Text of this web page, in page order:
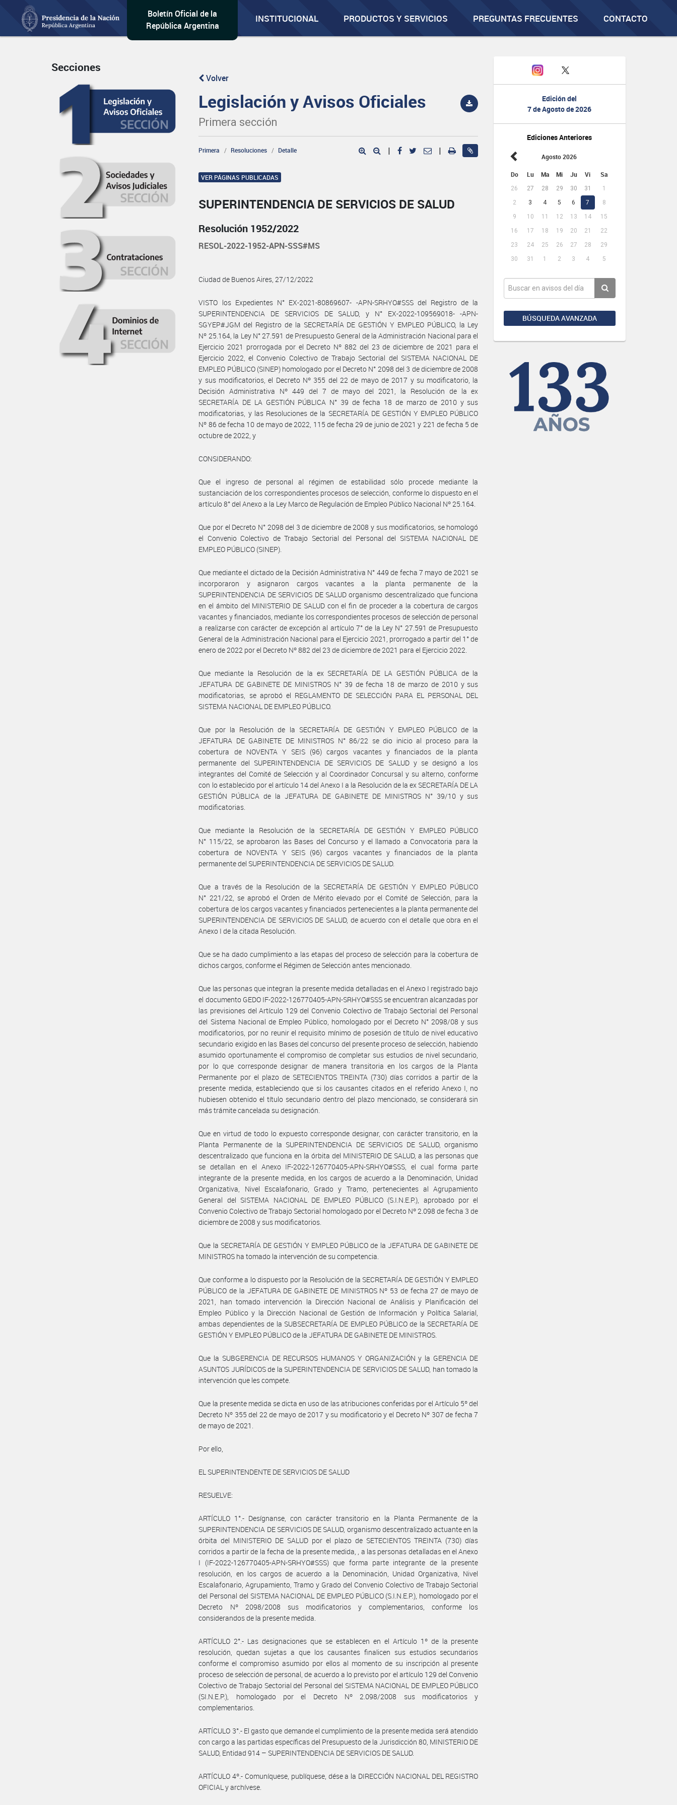
Boletín Oficial de la
República Argentina
INSTITUCIONAL PRODUCTOS Y SERVICIOS PREGUNTAS FRECUENTES CONTACTO
Edición del
7 de Agosto de 2026
Ediciones Anteriores
Agosto 2026
Do Lu Ma Mi Ju Vi Sa
26 27 28 29 30 31
1
2
3 4 5 6 7
8
9
10 11 12 13 14
15
16
17 18 19 20 21
22
23
24 25 26 27 28
29
30
31 1 2 3 4 5
BÚSQUEDA AVANZADA
Secciones
Volver
Legislación y Avisos Oficiales
Primera sección
Primera Resoluciones Detalle | |
VER PÁGINAS PUBLICADAS
SUPERINTENDENCIA DE SERVICIOS DE SALUD
Resolución 1952/2022
RESOL-2022-1952-APN-SSS#MS
Ciudad de Buenos Aires, 27/12/2022
VISTO los Expedientes N° EX-2021-80869607- -APN-SRHYO#SSS del Registro de la
SUPERINTENDENCIA DE SERVICIOS DE SALUD, y N° EX-2022-109569018- -APN-
SGYEP#JGM del Registro de la SECRETARÍA DE GESTIÓN Y EMPLEO PÚBLICO, la Ley
Nº 25.164, la Ley N° 27.591 de Presupuesto General de la Administración Nacional para el
Ejercicio 2021 prorrogada por el Decreto Nº 882 del 23 de diciembre de 2021 para el
Ejercicio 2022, el Convenio Colectivo de Trabajo Sectorial del SISTEMA NACIONAL DE
EMPLEO PÚBLICO (SINEP) homologado por el Decreto N° 2098 del 3 de diciembre de 2008
y sus modificatorios, el Decreto Nº 355 del 22 de mayo de 2017 y su modificatorio, la
Decisión Administrativa Nº 449 del 7 de mayo del 2021, la Resolución de la ex
SECRETARÍA DE LA GESTIÓN PÚBLICA N° 39 de fecha 18 de marzo de 2010 y sus
modificatorias, y las Resoluciones de la SECRETARÍA DE GESTIÓN Y EMPLEO PÚBLICO
Nº 86 de fecha 10 de mayo de 2022, 115 de fecha 29 de junio de 2021 y 221 de fecha 5 de
octubre de 2022, y
CONSIDERANDO:
Que el ingreso de personal al régimen de estabilidad sólo procede mediante la
sustanciación de los correspondientes procesos de selección, conforme lo dispuesto en el
artículo 8° del Anexo a la Ley Marco de Regulación de Empleo Público Nacional Nº 25.164.
Que por el Decreto N° 2098 del 3 de diciembre de 2008 y sus modificatorios, se homologó
el Convenio Colectivo de Trabajo Sectorial del Personal del SISTEMA NACIONAL DE
EMPLEO PÚBLICO (SINEP).
Que mediante el dictado de la Decisión Administrativa N° 449 de fecha 7 mayo de 2021 se
incorporaron y asignaron cargos vacantes a la planta permanente de la
SUPERINTENDENCIA DE SERVICIOS DE SALUD organismo descentralizado que funciona
en el ámbito del MINISTERIO DE SALUD con el fin de proceder a la cobertura de cargos
vacantes y financiados, mediante los correspondientes procesos de selección de personal
a realizarse con carácter de excepción al artículo 7° de la Ley N° 27.591 de Presupuesto
General de la Administración Nacional para el Ejercicio 2021, prorrogado a partir del 1° de
enero de 2022 por el Decreto Nº 882 del 23 de diciembre de 2021 para el Ejercicio 2022.
Que mediante la Resolución de la ex SECRETARÍA DE LA GESTIÓN PÚBLICA de la
JEFATURA DE GABINETE DE MINISTROS N° 39 de fecha 18 de marzo de 2010 y sus
modificatorias, se aprobó el REGLAMENTO DE SELECCIÓN PARA EL PERSONAL DEL
SISTEMA NACIONAL DE EMPLEO PÚBLICO.
Que por la Resolución de la SECRETARÍA DE GESTIÓN Y EMPLEO PÚBLICO de la
JEFATURA DE GABINETE DE MINISTROS N° 86/22 se dio inicio al proceso para la
cobertura de NOVENTA Y SEIS (96) cargos vacantes y financiados de la planta
permanente del SUPERINTENDENCIA DE SERVICIOS DE SALUD y se designó a los
integrantes del Comité de Selección y al Coordinador Concursal y su alterno, conforme
con lo establecido por el artículo 14 del Anexo I a la Resolución de la ex SECRETARÍA DE LA
GESTIÓN PÚBLICA de la JEFATURA DE GABINETE DE MINISTROS N° 39/10 y sus
modificatorias.
Que mediante la Resolución de la SECRETARÍA DE GESTIÓN Y EMPLEO PÚBLICO
N° 115/22, se aprobaron las Bases del Concurso y el llamado a Convocatoria para la
cobertura de NOVENTA Y SEIS (96) cargos vacantes y financiados de la planta
permanente del SUPERINTENDENCIA DE SERVICIOS DE SALUD.
Que a través de la Resolución de la SECRETARÍA DE GESTIÓN Y EMPLEO PÚBLICO
N° 221/22, se aprobó el Orden de Mérito elevado por el Comité de Selección, para la
cobertura de los cargos vacantes y financiados pertenecientes a la planta permanente del
SUPERINTENDENCIA DE SERVICIOS DE SALUD, de acuerdo con el detalle que obra en el
Anexo I de la citada Resolución.
Que se ha dado cumplimiento a las etapas del proceso de selección para la cobertura de
dichos cargos, conforme el Régimen de Selección antes mencionado.
Que las personas que integran la presente medida detalladas en el Anexo I registrado bajo
el documento GEDO IF-2022-126770405-APN-SRHYO#SSS se encuentran alcanzadas por
las previsiones del Artículo 129 del Convenio Colectivo de Trabajo Sectorial del Personal
del Sistema Nacional de Empleo Público, homologado por el Decreto N° 2098/08 y sus
modificatorios, por no reunir el requisito mínimo de posesión de título de nivel educativo
secundario exigido en las Bases del concurso del presente proceso de selección, habiendo
asumido oportunamente el compromiso de completar sus estudios de nivel secundario,
por lo que corresponde designar de manera transitoria en los cargos de la Planta
Permanente por el plazo de SETECIENTOS TREINTA (730) días corridos a partir de la
presente medida, estableciendo que si los causantes citados en el referido Anexo I, no
hubiesen obtenido el título secundario dentro del plazo mencionado, se considerará sin
más trámite cancelada su designación.
Que en virtud de todo lo expuesto corresponde designar, con carácter transitorio, en la
Planta Permanente de la SUPERINTENDENCIA DE SERVICIOS DE SALUD, organismo
descentralizado que funciona en la órbita del MINISTERIO DE SALUD, a las personas que
se detallan en el Anexo IF-2022-126770405-APN-SRHYO#SSS, el cual forma parte
integrante de la presente medida, en los cargos de acuerdo a la Denominación, Unidad
Organizativa, Nivel Escalafonario, Grado y Tramo, pertenecientes al Agrupamiento
General del SISTEMA NACIONAL DE EMPLEO PÚBLICO (S.I.N.E.P.), aprobado por el
Convenio Colectivo de Trabajo Sectorial homologado por el Decreto Nº 2.098 de fecha 3 de
diciembre de 2008 y sus modificatorios.
Que la SECRETARÍA DE GESTIÓN Y EMPLEO PÚBLICO de la JEFATURA DE GABINETE DE
MINISTROS ha tomado la intervención de su competencia.
Que conforme a lo dispuesto por la Resolución de la SECRETARÍA DE GESTIÓN Y EMPLEO
PÚBLICO de la JEFATURA DE GABINETE DE MINISTROS Nº 53 de fecha 27 de mayo de
2021, han tomado intervención la Dirección Nacional de Análisis y Planificación del
Empleo Público y la Dirección Nacional de Gestión de Información y Política Salarial,
ambas dependientes de la SUBSECRETARÍA DE EMPLEO PÚBLICO de la SECRETARÍA DE
GESTIÓN Y EMPLEO PÚBLICO de la JEFATURA DE GABINETE DE MINISTROS.
Que la SUBGERENCIA DE RECURSOS HUMANOS Y ORGANIZACIÓN y la GERENCIA DE
ASUNTOS JURÍDICOS de la SUPERINTENDENCIA DE SERVICIOS DE SALUD, han tomado la
intervención que les compete.
Que la presente medida se dicta en uso de las atribuciones conferidas por el Artículo 5º del
Decreto Nº 355 del 22 de mayo de 2017 y su modificatorio y el Decreto Nº 307 de fecha 7
de mayo de 2021.
Por ello,
EL SUPERINTENDENTE DE SERVICIOS DE SALUD
RESUELVE:
ARTÍCULO 1°.- Desígnanse, con carácter transitorio en la Planta Permanente de la
SUPERINTENDENCIA DE SERVICIOS DE SALUD, organismo descentralizado actuante en la
órbita del MINISTERIO DE SALUD por el plazo de SETECIENTOS TREINTA (730) días
corridos a partir de la fecha de la presente medida, , a las personas detalladas en el Anexo
I (IF-2022-126770405-APN-SRHYO#SSS) que forma parte integrante de la presente
resolución, en los cargos de acuerdo a la Denominación, Unidad Organizativa, Nivel
Escalafonario, Agrupamiento, Tramo y Grado del Convenio Colectivo de Trabajo Sectorial
del Personal del SISTEMA NACIONAL DE EMPLEO PÚBLICO (S.I.N.E.P.), homologado por el
Decreto Nº 2098/2008 sus modificatorios y complementarios, conforme los
considerandos de la presente medida.
ARTÍCULO 2°.- Las designaciones que se establecen en el Artículo 1º de la presente
resolución, quedan sujetas a que los causantes finalicen sus estudios secundarios
conforme el compromiso asumido por ellos al momento de su inscripción al presente
proceso de selección de personal, de acuerdo a lo previsto por el artículo 129 del Convenio
Colectivo de Trabajo Sectorial del Personal del SISTEMA NACIONAL DE EMPLEO PÚBLICO
(SI.N.E.P.), homologado por el Decreto Nº 2.098/2008 sus modificatorios y
complementarios.
ARTÍCULO 3°.- El gasto que demande el cumplimiento de la presente medida será atendido
con cargo a las partidas específicas del Presupuesto de la Jurisdicción 80, MINISTERIO DE
SALUD, Entidad 914 – SUPERINTENDENCIA DE SERVICIOS DE SALUD.
ARTÍCULO 4º.- Comuníquese, publíquese, dése a la DIRECCIÓN NACIONAL DEL REGISTRO
OFICIAL y archívese.